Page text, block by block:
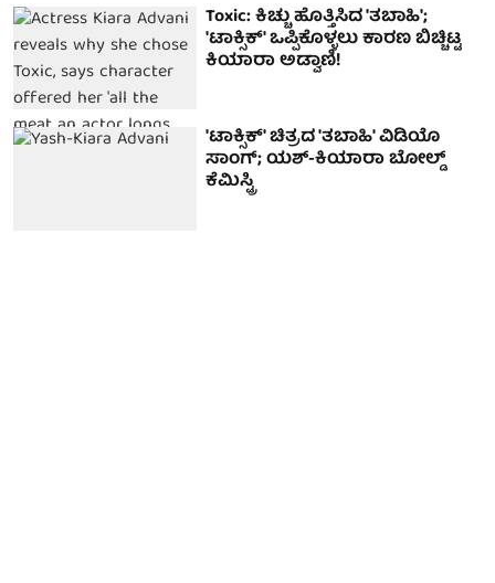
Toxic: ಕಿಚ್ಚು ಹೊತ್ತಿಸಿದ 'ತಬಾಹಿ';
'ಟಾಕ್ಸಿಕ್' ಒಪ್ಪಿಕೊಳ್ಳಲು ಕಾರಣ ಬಿಚ್ಚಿಟ್ಟ
ಕಿಯಾರಾ ಅಡ್ವಾಣಿ!
'ಟಾಕ್ಸಿಕ್' ಚಿತ್ರದ 'ತಬಾಹಿ' ವಿಡಿಯೊ
ಸಾಂಗ್; ಯಶ್-ಕಿಯಾರಾ ಬೋಲ್ಡ್
ಕೆಮಿಸ್ಟ್ರಿ